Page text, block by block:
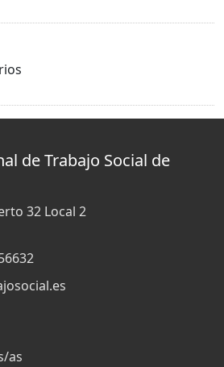
de Trabajo Social de
32 Local 2
as